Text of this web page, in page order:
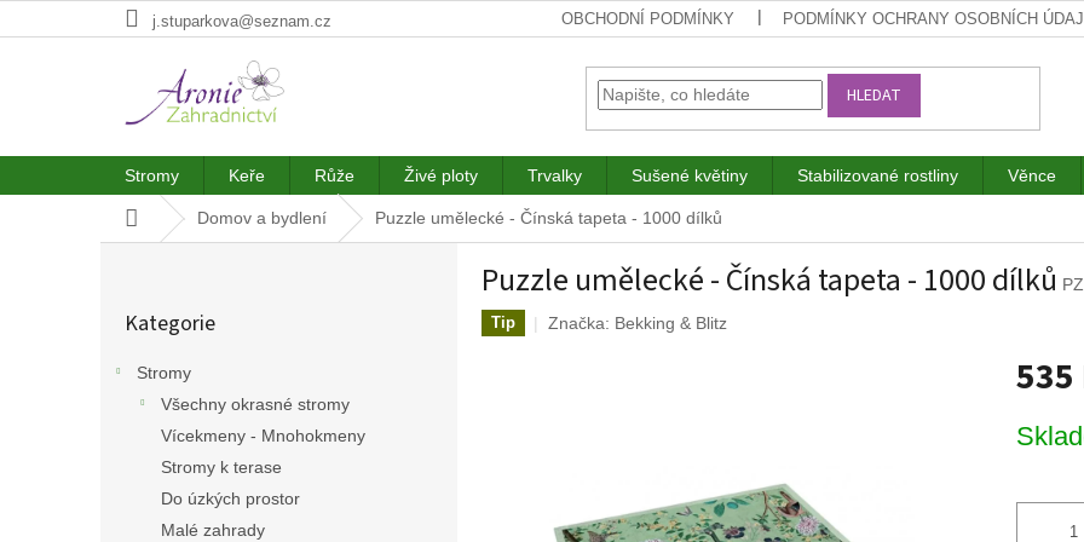
na
j.stuparkova@seznam.cz OBCHODNÍ PODMÍNKY PODMÍNKY OCHRANY OSOBNÍCH
HLEDAT
Stromy Keře Růže Živé ploty Trvalky Sušené květiny Stabilizované rostliny Věnce
Domů Domov a bydlení Puzzle umělecké - Čínská tapeta - 1000 dílků
kategorie
Kategorie
Stromy
Všechny okrasné stromy
Vícekmeny - Mnohokmeny
Stromy k terase
Do úzkých prostor
Malé zahrady
Puzzle umělecké - Čínská tapeta - 1000 dílků
Tip Značka: Bekking & Blitz
535
cena: